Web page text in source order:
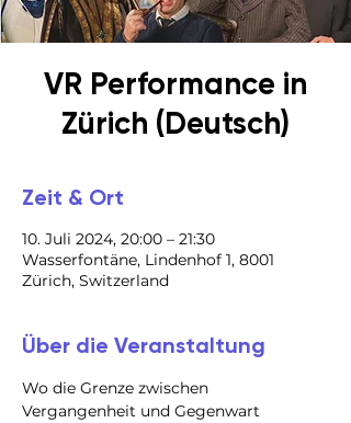
VR Performance in
Zürich (Deutsch)
Zeit & Ort
10. Juli 2024, 20:00 – 21:30
Wasserfontäne, Lindenhof 1, 8001
Zürich, Switzerland
Über die Veranstaltung
Wo die Grenze zwischen
Vergangenheit und Gegenwart